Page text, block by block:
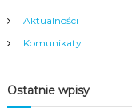
g
a
c
Aktualności
Komunikaty
Ostatnie wpisy